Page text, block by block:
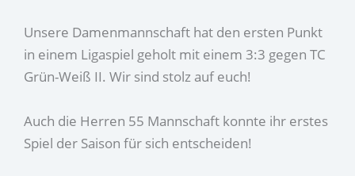
Unsere Damenmannschaft hat den ersten Punkt
in einem Ligaspiel geholt mit einem 3:3 gegen TC
Grün-Weiß II. Wir sind stolz auf euch!
Auch die Herren 55 Mannschaft konnte ihr erstes
Spiel der Saison für sich entscheiden!